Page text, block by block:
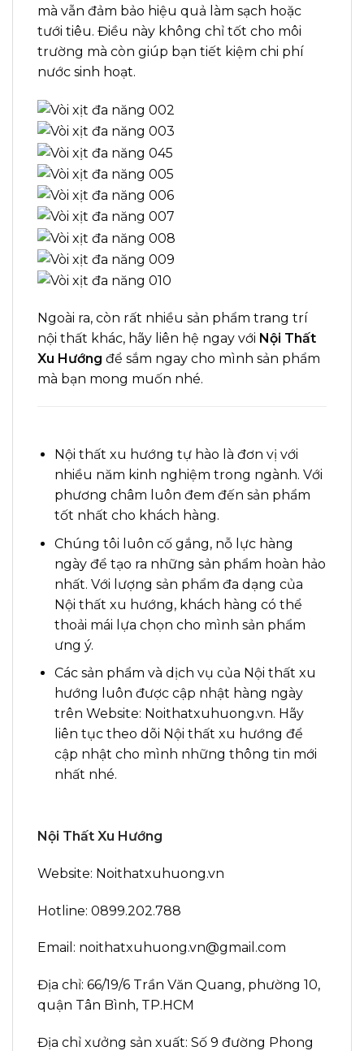
mà vẫn đảm bảo hiệu quả làm sạch hoặc
tưới tiêu. Điều này không chỉ tốt cho môi
trường mà còn giúp bạn tiết kiệm chi phí
nước sinh hoạt.
Ngoài ra, còn rất nhiều sản phẩm trang trí
nội thất khác, hãy liên hệ ngay với Nội Thất
Xu Hướng để sắm ngay cho mình sản phẩm
mà bạn mong muốn nhé.
Nội thất xu hướng tự hào là đơn vị với
nhiều năm kinh nghiệm trong ngành. Với
phương châm luôn đem đến sản phẩm
tốt nhất cho khách hàng.
Chúng tôi luôn cố gắng, nỗ lực hàng
ngày để tạo ra những sản phẩm hoàn hảo
nhất. Với lượng sản phẩm đa dạng của
Nội thất xu hướng, khách hàng có thể
thoải mái lựa chọn cho mình sản phẩm
ưng ý.
Các sản phẩm và dịch vụ của Nội thất xu
hướng luôn được cập nhật hàng ngày
trên Website: Noithatxuhuong.vn. Hãy
liên tục theo dõi Nội thất xu hướng để
cập nhật cho mình những thông tin mới
nhất nhé.
Nội Thất Xu Hướng
Website: Noithatxuhuong.vn
Hotline: 0899.202.788
Email: noithatxuhuong.vn@gmail.com
Địa chỉ: 66/19/6 Trần Văn Quang, phường 10,
quận Tân Bình, TP.HCM
Địa chỉ xưởng sản xuất: Số 9 đường Phong